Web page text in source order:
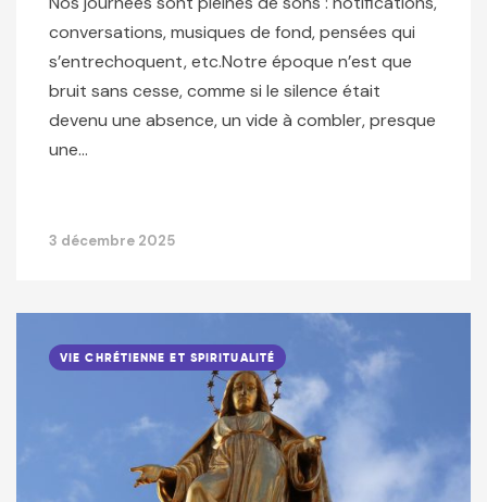
conversations, musiques de fond, pensées qui
s’entrechoquent, etc.Notre époque n’est que
bruit sans cesse, comme si le silence était
devenu une absence, un vide à combler, presque
une…
3 décembre 2025
VIE CHRÉTIENNE ET SPIRITUALITÉ